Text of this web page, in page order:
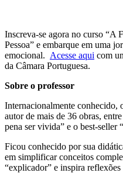
Inscreva-se agora no curso “A
Pessoa” e embarque em uma
emocional. Acesse aqui com
da Câmara Portuguesa.
Sobre o professor
Internacionalmente conhecido,
autor de mais de 36 obras,
pena ser vivida” e o best-seller
Ficou conhecido por sua
em simplificar conceitos
“explicador” e inspira reflexões